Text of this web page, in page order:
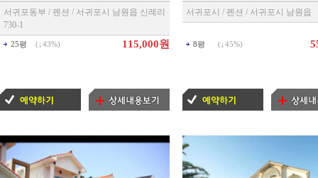
서귀포동부 / 펜션 / 서귀포시 남원읍 신례리
730-1
25평 (↓ 43%) 115,000원
서귀포시 / 펜션 / 서귀포시 남원읍
8평 (↓ 45%)